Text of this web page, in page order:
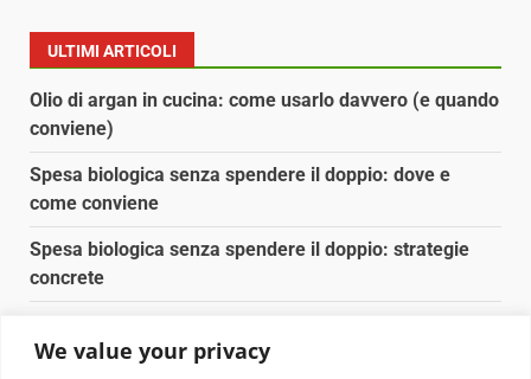
We value your privacy
ULTIMI ARTICOLI
Olio di argan in cucina: come usarlo davvero (e quando
conviene)
Spesa biologica senza spendere il doppio: dove e
come conviene
Spesa biologica senza spendere il doppio: strategie
concrete
Pulizia naturale della casa: 3 ingredienti che